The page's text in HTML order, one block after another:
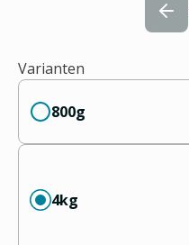
Varianten
800g
4kg